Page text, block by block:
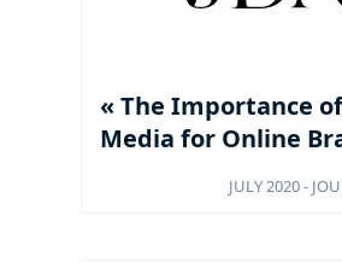
« The Importance
Media for Online
JULY 2020 -